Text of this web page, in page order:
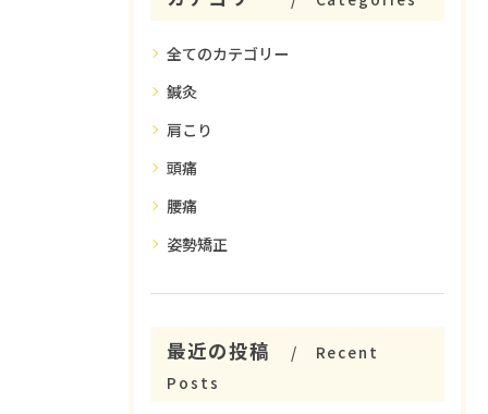
全てのカテゴリー
鍼灸
肩こり
頭痛
腰痛
姿勢矯正
最近の投稿
Recent
Posts